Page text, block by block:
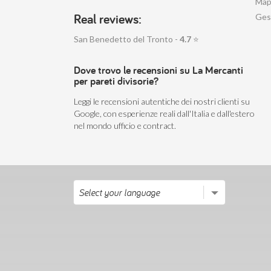
Real reviews:
San Benedetto del Tronto - 4.7 ⭐
Dove trovo le recensioni su La Mercanti
per pareti divisorie?
Leggi le recensioni autentiche dei nostri clienti su
Google, con esperienze reali dall'Italia e dall'estero
nel mondo ufficio e contract.